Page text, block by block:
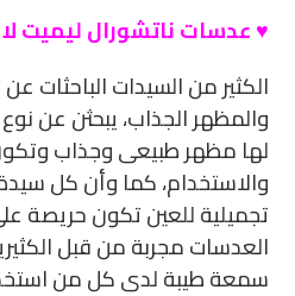
♥ عدسات ناتشورال ليميت
الكثير من السيدات الباحثات
والمظهر الجذاب، يبحثن عن نوع
لها مظهر طبيعى وجذاب وتكون
والاستخدام، كما وأن كل
تجميلية للعين تكون حريصة
العدسات مجربة من قبل
سمعة طيبة لدى كل من